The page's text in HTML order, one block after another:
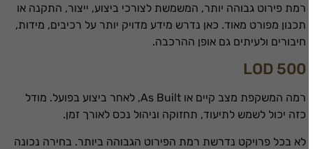
רמת פירוט גבוהה יותר, המשמשת לצורכי ביצוע, ייצור, התקנה או
תכנון מפורט מאוד. כאן נדרש מידע מדויק יותר על רכיבים, מידות,
חיבורים ולעיתים גם אופן ההרכבה.
LOD 500
רמה המשקפת מצב קיים או As Built, לאחר ביצוע בפועל. מודל
כזה יכול לשמש לתיעוד, תחזוקה וניהול נכס לאורך זמן.
לא בכל פרויקט נדרשת רמת הפירוט הגבוהה ביותר. בחירה נכונה